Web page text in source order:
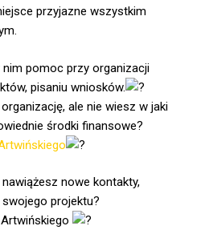
przyjazne wszystkim
nim pomoc przy organizacji
pisaniu wniosków.
ale nie wiesz w jaki
środki finansowe?
nowe kontakty,
projektu?